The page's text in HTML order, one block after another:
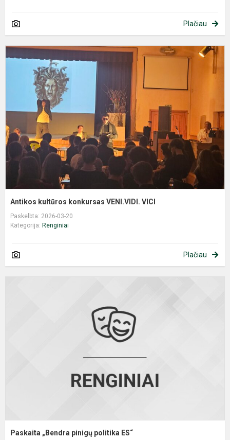
Plačiau
Antikos kultūros konkursas VENI.VIDI. VICI
Paskelbta: 2026-03-20
Kategorija: Renginiai
Plačiau
Paskaita „Bendra pinigų politika ES“